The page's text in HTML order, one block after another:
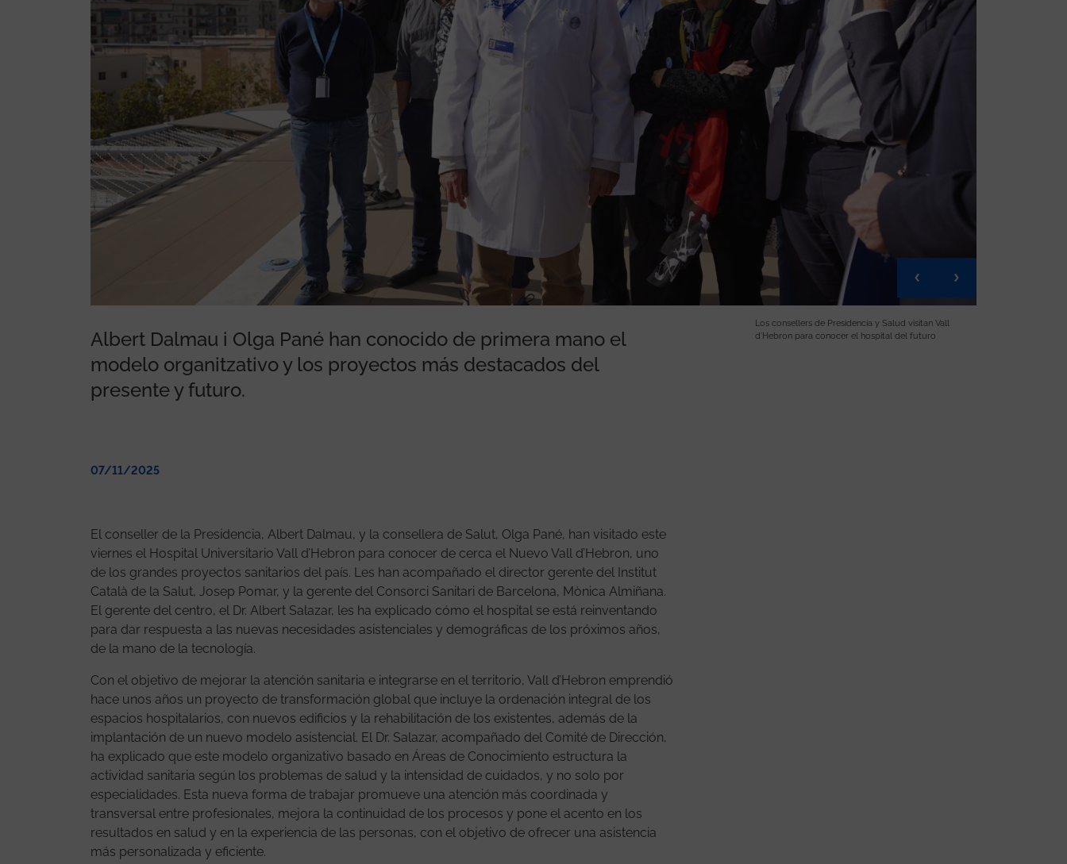
Los consellers de Presidencia y Salud visitan Vall
d’Hebron para conocer el hospital del futuro
Albert Dalmau i Olga Pané han conocido de primera mano el
modelo organitzativo y los proyectos más destacados del
presente y futuro.
07/11/2025
El conseller de la Presidencia, Albert Dalmau, y la consellera de Salut, Olga Pané, han visitado este
viernes el Hospital Universitario Vall d’Hebron para conocer de cerca el Nuevo Vall d’Hebron, uno
de los grandes proyectos sanitarios del país. Les han acompañado el director gerente del Institut
Català de la Salut, Josep Pomar, y la gerente del Consorci Sanitari de Barcelona, Mònica Almiñana.
El gerente del centro, el Dr. Albert Salazar, les ha explicado cómo el hospital se está reinventando
para dar respuesta a las nuevas necesidades asistenciales y demográficas de los próximos años,
de la mano de la tecnología.
Con el objetivo de mejorar la atención sanitaria e integrarse en el territorio, Vall d’Hebron emprendió
hace unos años un proyecto de transformación global que incluye la ordenación integral de los
espacios hospitalarios, con nuevos edificios y la rehabilitación de los existentes, además de la
implantación de un nuevo modelo asistencial. El Dr. Salazar, acompañado del Comité de Dirección,
ha explicado que este modelo organizativo basado en Áreas de Conocimiento estructura la
actividad sanitaria según los problemas de salud y la intensidad de cuidados, y no solo por
especialidades. Esta nueva forma de trabajar promueve una atención más coordinada y
transversal entre profesionales, mejora la continuidad de los procesos y pone el acento en los
resultados en salud y en la experiencia de las personas, con el objetivo de ofrecer una asistencia
más personalizada y eficiente.